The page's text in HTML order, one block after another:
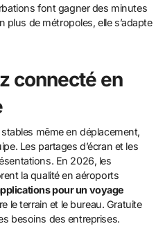
font gagner des minutes
plus de métropoles, elle s’adapte
connecté en
même en déplacement,
Les partages d’écran et les
En 2026, les
la qualité en aéroports
pour un voyage
le terrain et le bureau. Gratuite
besoins des entreprises.